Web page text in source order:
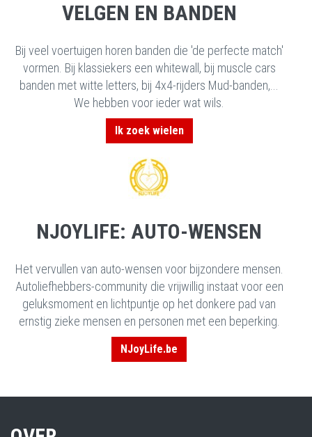
VELGEN EN BANDEN
Bij veel voertuigen horen banden die 'de perfecte match'
vormen. Bij klassiekers een whitewall, bij muscle cars
banden met witte letters, bij 4x4-rijders Mud-banden,...
We hebben voor ieder wat wils.
Ik zoek wielen
NJOYLIFE: AUTO-WENSEN
Het vervullen van auto-wensen voor bijzondere mensen.
Autoliefhebbers-community die vrijwillig instaat voor een
geluksmoment en lichtpuntje op het donkere pad van
ernstig zieke mensen en personen met een beperking.
NJoyLife.be